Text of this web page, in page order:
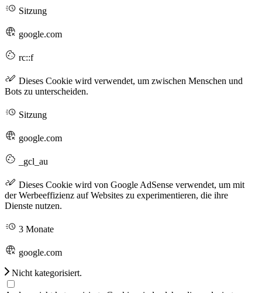
Sitzung
google.com
rc::f
Dieses Cookie wird verwendet, um zwischen Menschen und
Bots zu unterscheiden.
Sitzung
google.com
_gcl_au
Dieses Cookie wird von Google AdSense verwendet, um mit
der Werbeeffizienz auf Websites zu experimentieren, die ihre
Dienste nutzen.
3 Monate
google.com
Nicht kategorisiert.